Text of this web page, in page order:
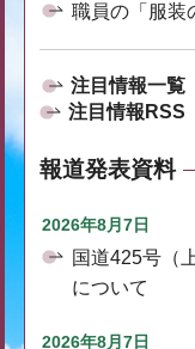
職員の「服装
注目情報一覧
注目情報RSS
報道発表資料
2026年8月7日
国道425号（
について
2026年8月7日